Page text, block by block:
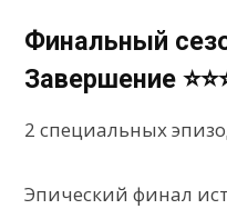
Финальный
Завершение
2 специальных
Эпический финал